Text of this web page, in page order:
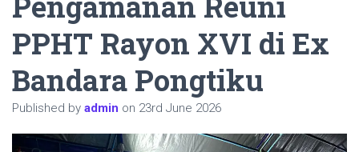
PPHT Rayon XVI di Ex
Bandara Pongtiku
Published by admin on 23rd June 2026